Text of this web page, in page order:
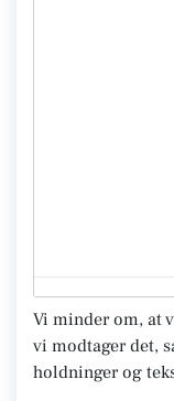
Vi minder om, at
vi modtager det,
holdninger og